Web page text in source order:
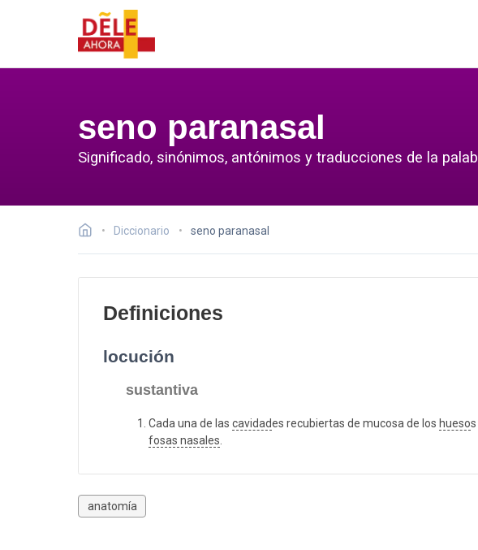
seno paranasal
Significado, sinónimos, antónimos y traducciones de la
Diccionario seno paranasal
Definiciones
locución
sustantiva
Cada una de las cavidades recubiertas de mucosa de los huesos
fosas nasales.
anatomía